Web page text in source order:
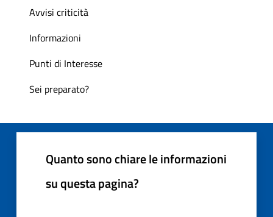
Avvisi criticità
Informazioni
Punti di Interesse
Sei preparato?
Quanto sono chiare le informazioni
su questa pagina?